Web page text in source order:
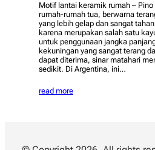
Motif lantai keramik rumah –
rumah-rumah tua, berwarna
yang lebih gelap dan sangat
karena merupakan salah satu
untuk penggunaan jangka
kekuningan yang sangat terang
dapat diterima, sinar matahari
sedikit. Di Argentina, ini…
read more